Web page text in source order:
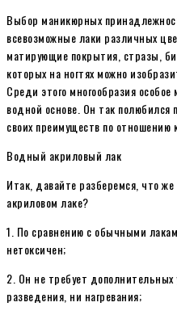
Выбор маникюрных
всевозможные лаки различных
матирующие покрытия, стразы,
которых на ногтях можно
Среди этого многообразия
водной основе. Он так полюбился
своих преимуществ по отношению
Водный акриловый лак
Итак, давайте разберемся, что же
акриловом лаке?
1. По сравнению с обычными
нетоксичен;
2. Он не требует
разведения, ни нагревания;